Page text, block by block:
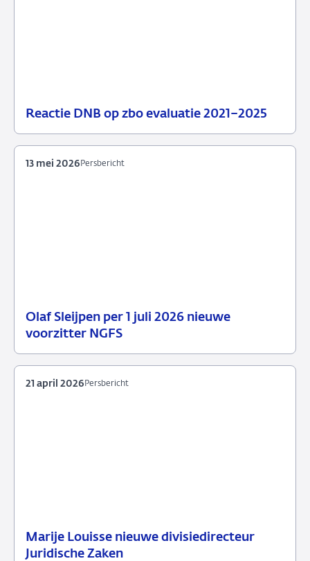
Reactie DNB op zbo evaluatie 2021–2025
2026
Olaf Sleijpen per 1 juli 2026 nieuwe
voorzitter NGFS
13
Persbericht
Persbericht
13 mei 2026
Marije Louisse nieuwe divisiedirecteur
Juridische Zaken
21
Persbericht
Persbericht
21 april 2026